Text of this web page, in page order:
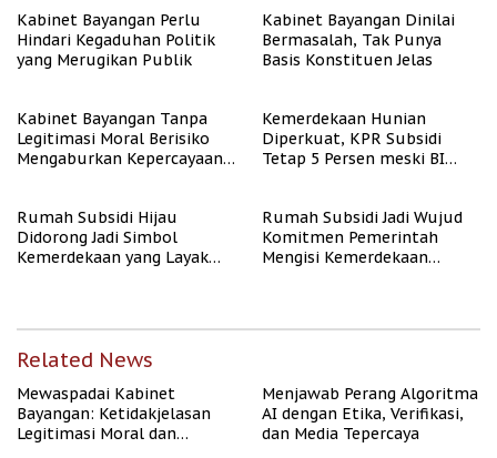
Kabinet Bayangan Perlu
Hindari Kegaduhan Politik
yang Merugikan Publik
Kabinet Bayangan Dinilai
Bermasalah, Tak Punya
Basis Konstituen Jelas
Kabinet Bayangan Tanpa
Legitimasi Moral Berisiko
Mengaburkan Kepercayaan
Kemerdekaan Hunian
Diperkuat, KPR Subsidi
Tetap 5 Persen meski BI
Rumah Subsidi Hijau
Didorong Jadi Simbol
Kemerdekaan yang Layak
Rumah Subsidi Jadi Wujud
Komitmen Pemerintah
Mengisi Kemerdekaan
Related News
Mewaspadai Kabinet
Bayangan: Ketidakjelasan
Legitimasi Moral dan
Menjawab Perang Algoritma
AI dengan Etika, Verifikasi,
dan Media Tepercaya